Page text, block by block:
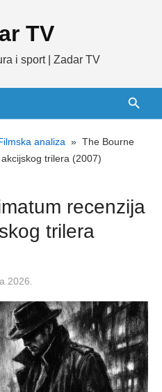
TV
i sport | Zadar TV
analiza » The Bourne
trilera (2007)
recenzija
trilera
2026.